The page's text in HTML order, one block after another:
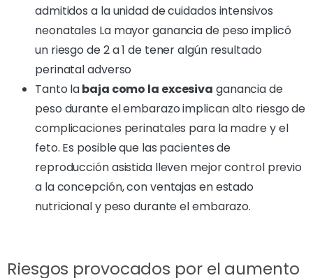
admitidos a la unidad de cuidados intensivos
neonatales La mayor ganancia de peso implicó
un riesgo de 2 a 1 de tener algún resultado
perinatal adverso
Tanto labaja como la excesiva ganancia de
peso durante el embarazo implican alto riesgo de
complicaciones perinatales para la madre y el
feto. Es posible que las pacientes de
reproducción asistida lleven mejor control previo
a la concepción, con ventajas en estado
nutricional y peso durante el embarazo.
Riesgos provocados por el aumento